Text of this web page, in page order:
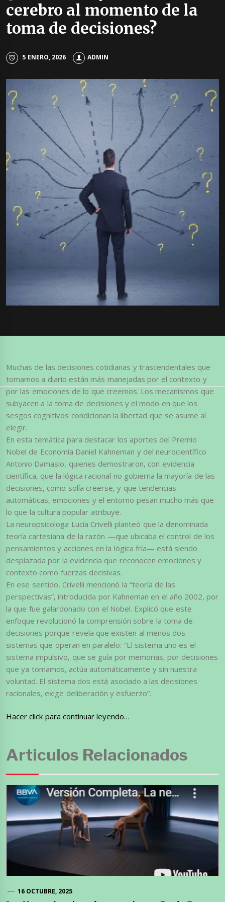
cerebro al momento de la
toma de decisiones?
5 ENERO, 2026 ADMIN
Muchas de las decisiones cotidianas y trascendentales que
tomamos a diario están más manejadas por el contexto y
por las emociones de lo que creemos. Los mecanismos que
subyacen a la toma de decisiones y el modo en que los
sesgos cognitivos condicionan la libertad que se asume al
elegir.
En esta temática para destacar los aportes del Premio
Nobel de Economía Daniel Kahneman y del neurocientífico
Antonio Damasio, quienes demostraron, con evidencia
científica, que la lógica racional no gobierna la mayoría de las
decisiones, como solía creerse, y que tendencias
automáticas, emociones y el entorno pesan mucho más que
lo que la cultura popular atribuye.
La neuropsicologa Lucía Crivelli planteó que la denominada
teoría cartesiana de la razón —que ubicaba el control de los
pensamientos y acciones en la lógica fría— está siendo
desplazada por la evidencia que reconocen emociones y
contexto como fuerzas decisivas.
En ese sentido, Crivelli mencionó la “teoría de las
perspectivas”, introducida por Kahneman en el año 2002, por
la que fue galardonado con el Nobel. Explicó que este
enfoque revolucionó la comprensión sobre la toma de
decisiones porque revela que existen al menos dos
sistemas que operan en paralelo: “El sistema uno es el
sistema impulsivo, que se guía por memorias, por decisiones
que ya tomamos, actúa automáticamente y sin nuestra
voluntad. El sistema dos está asociado a las decisiones
racionales, exige deliberación y esfuerzo”.
Hacer click para continuar leyendo…
Articulos Relacionados
16 OCTUBRE, 2025